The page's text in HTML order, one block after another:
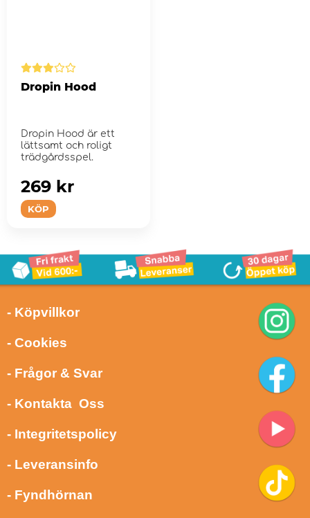
Dropin Hood
Dropin Hood är ett
lättsamt och roligt
trädgårdsspel.
KÖP
269 kr
- Köpvillkor
- Cookies
- Frågor & Svar
- Kontakta Oss
- Integritetspolicy
- Leveransinfo
- Fyndhörnan